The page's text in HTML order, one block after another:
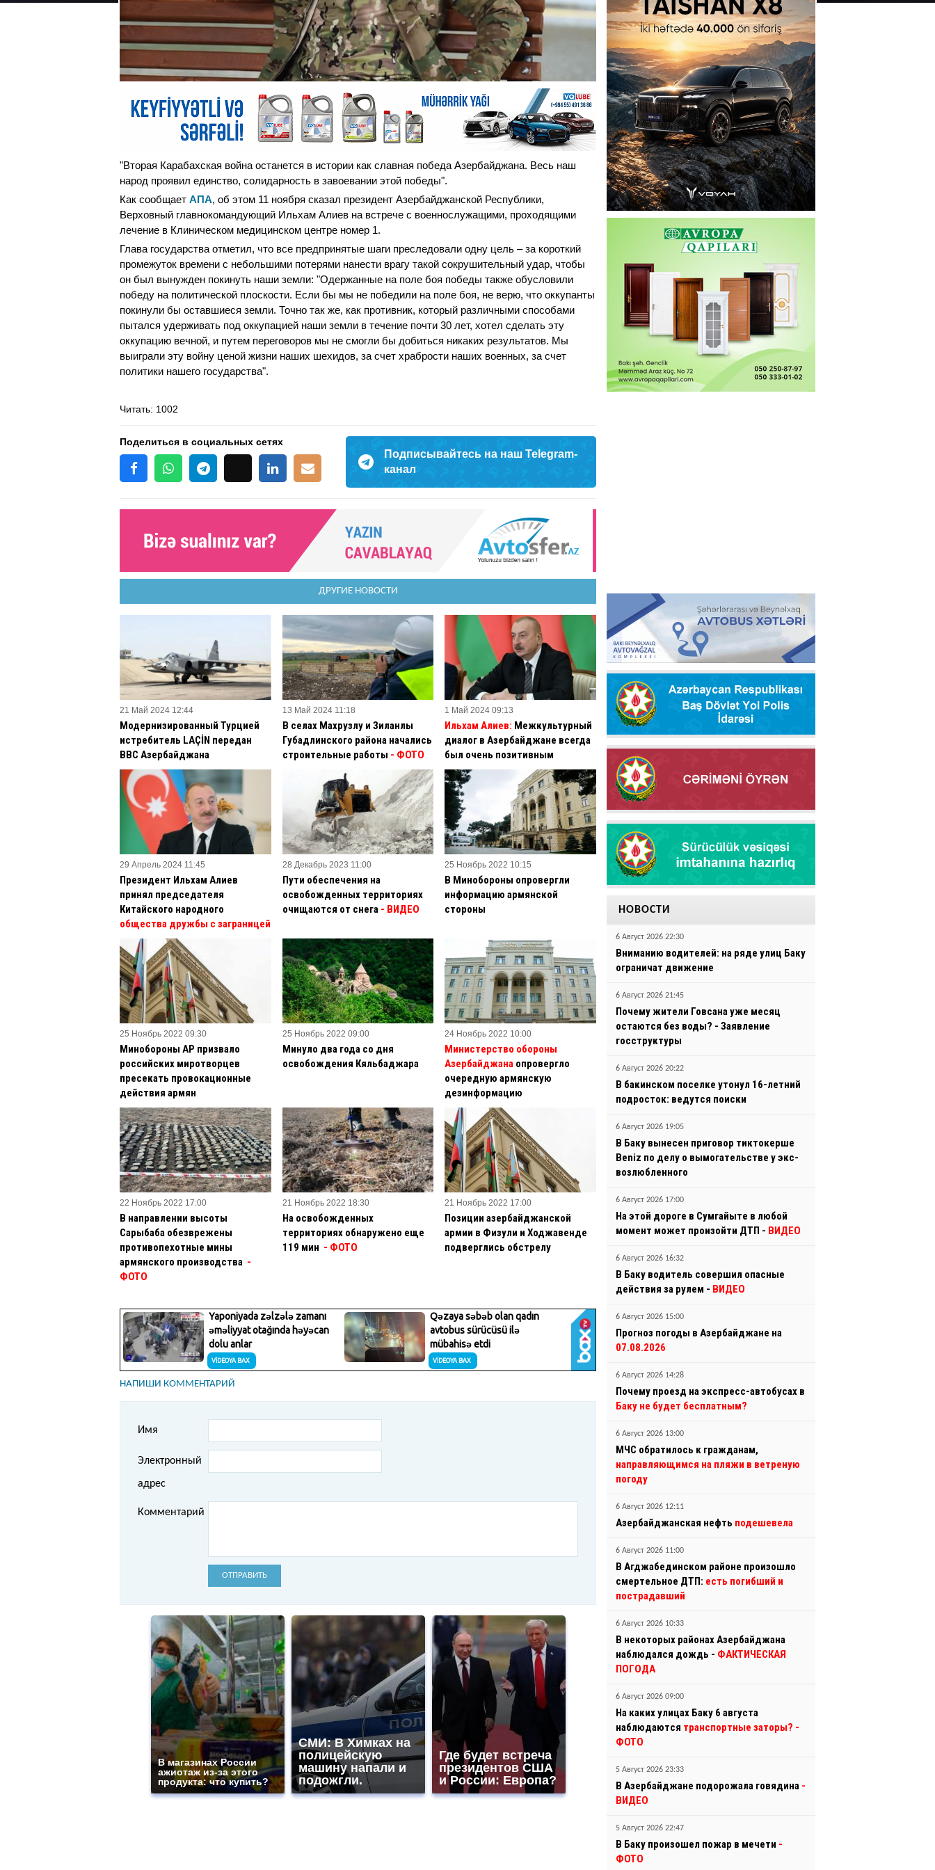
"Вторая Карабахская война останется в истории как славная победа Азербайджана. Весь наш
народ проявил единство, солидарность в завоевании этой победы".
Как сообщает АПА, об этом 11 ноября сказал президент Азербайджанской Республики,
Верховный главнокомандующий Ильхам Алиев на встрече с военнослужащими, проходящими
лечение в Клиническом медицинском центре номер 1.
Глава государства отметил, что все предпринятые шаги преследовали одну цель – за короткий
промежуток времени с небольшими потерями нанести врагу такой сокрушительный удар, чтобы
он был вынужден покинуть наши земли: "Одержанные на поле боя победы также обусловили
победу на политической плоскости. Если бы мы не победили на поле боя, не верю, что оккупанты
покинули бы оставшиеся земли. Точно так же, как противник, который различными способами
пытался удерживать под оккупацией наши земли в течение почти 30 лет, хотел сделать эту
оккупацию вечной, и путем переговоров мы не смогли бы добиться никаких результатов. Мы
выиграли эту войну ценой жизни наших шехидов, за счет храбрости наших военных, за счет
политики нашего государства".
Читать: 1002
Поделиться в социальных сетях
Подписывайтесь на наш Telegram-
канал
ДРУГИЕ НОВОСТИ
21 Май 2024 12:44
Модернизированный Турцией
истребитель LAÇİN передан
ВВС Азербайджана
13 Май 2024 11:18
В селах Махрузлу и Зиланлы
Губадлинского района начались
строительные работы - ФОТО
1 Май 2024 09:13
Ильхам Алиев: Межкультурный
диалог в Азербайджане всегда
был очень позитивным
29 Апрель 2024 11:45
Президент Ильхам Алиев
принял председателя
Китайского народного
общества дружбы с заграницей
28 Декабрь 2023 11:00
Пути обеспечения на
освобожденных территориях
очищаются от снега - ВИДЕО
25 Ноябрь 2022 10:15
В Минобороны опровергли
информацию армянской
стороны
25 Ноябрь 2022 09:30
Минобороны АР призвало
российских миротворцев
пресекать провокационные
действия армян
25 Ноябрь 2022 09:00
Минуло два года со дня
освобождения Кяльбаджара
24 Ноябрь 2022 10:00
Министерство обороны
Азербайджана опровергло
очередную армянскую
дезинформацию
22 Ноябрь 2022 17:00
В направлении высоты
Сарыбаба обезврежены
противопехотные мины
армянского производства -
ФОТО
21 Ноябрь 2022 18:30
На освобожденных
территориях обнаружено еще
119 мин - ФОТО
21 Ноябрь 2022 17:00
Позиции азербайджанской
армии в Физули и Ходжавенде
подверглись обстрелу
НАПИШИ КОММЕНТАРИЙ
Имя
Электронный
адрес
Комментарий
ОТПРАВИТЬ
В магазинах России
ажиотаж из-за этого
продукта: что купить?
СМИ: В Химках на
полицейскую
машину напали и
подожгли.
Где будет встреча
президентов США
и России: Европа?
НОВОСТИ
6 Август 2026 22:30
Вниманию водителей: на ряде улиц Баку
ограничат движение
6 Август 2026 21:45
Почему жители Говсана уже месяц
остаются без воды? - Заявление
госструктуры
6 Август 2026 20:22
В бакинском поселке утонул 16-летний
подросток: ведутся поиски
6 Август 2026 19:05
В Баку вынесен приговор тиктокерше
Beniz по делу о вымогательстве у экс-
возлюбленного
6 Август 2026 17:00
На этой дороге в Сумгайыте в любой
момент может произойти ДТП - ВИДЕО
6 Август 2026 16:32
В Баку водитель совершил опасные
действия за рулем - ВИДЕО
6 Август 2026 15:00
Прогноз погоды в Азербайджане на
07.08.2026
6 Август 2026 14:28
Почему проезд на экспресс-автобусах в
Баку не будет бесплатным?
6 Август 2026 13:00
МЧС обратилось к гражданам,
направляющимся на пляжи в ветреную
погоду
6 Август 2026 12:11
Азербайджанская нефть подешевела
6 Август 2026 11:00
В Агджабединском районе произошло
смертельное ДТП: есть погибший и
пострадавший
6 Август 2026 10:33
В некоторых районах Азербайджана
наблюдался дождь - ФАКТИЧЕСКАЯ
ПОГОДА
6 Август 2026 09:00
На каких улицах Баку 6 августа
наблюдаются транспортные заторы? -
ФОТО
5 Август 2026 23:33
В Азербайджане подорожала говядина -
ВИДЕО
5 Август 2026 22:47
В Баку произошел пожар в мечети -
ФОТО